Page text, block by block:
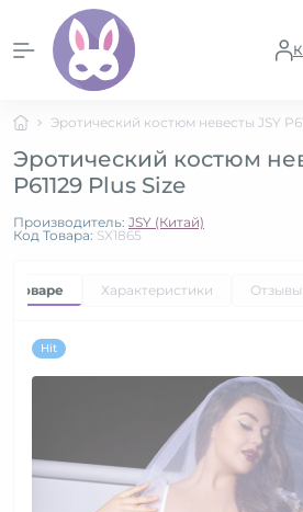
Эротический костюм невесты JSY
Эротический костюм
P61129 Plus Size
Производитель: JSY (Китай)
Код Товара: SX1865
товаре Характеристики Отзывы
Hit